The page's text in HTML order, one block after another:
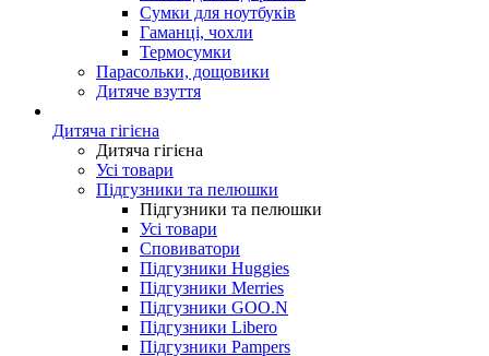
Сумки для ноутбуків
Гаманці, чохли
Термосумки
Парасольки, дощовики
Дитяче взуття
Дитяча гігієна
Дитяча гігієна
Усі товари
Підгузники та пелюшки
Підгузники та пелюшки
Усі товари
Сповиватори
Підгузники Huggies
Підгузники Merries
Підгузники GOO.N
Підгузники Libero
Підгузники Pampers